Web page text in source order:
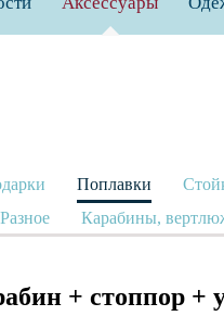
Поплавки
Разное Карабины,
+ стоппор +